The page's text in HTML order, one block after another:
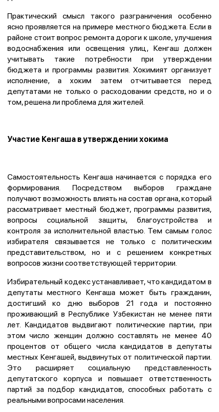
Практический смысл такого разграничения особенно
ясно проявляется на примере местного бюджета. Если в
районе стоит вопрос ремонта дороги к школе, улучшения
водоснабжения или освещения улиц, Кенгаш должен
учитывать такие потребности при утверждении
бюджета и программы развития. Хокимият организует
исполнение, а хоким затем отчитывается перед
депутатами не только о расходовании средств, но и о
том, решена ли проблема для жителей.
Участие Кенгаша в утверждении хокима
Самостоятельность Кенгаша начинается с порядка его
формирования. Посредством выборов граждане
получают возможность влиять на состав органа, который
рассматривает местный бюджет, программы развития,
вопросы социальной защиты, благоустройства и
контроля за исполнительной властью. Тем самым голос
избирателя связывается не только с политическим
представительством, но и с решением конкретных
вопросов жизни соответствующей территории.
Избирательный кодекс устанавливает, что кандидатом в
депутаты местного Кенгаша может быть гражданин,
достигший ко дню выборов 21 года и постоянно
проживающий в Республике Узбекистан не менее пяти
лет. Кандидатов выдвигают политические партии, при
этом число женщин должно составлять не менее 40
процентов от общего числа кандидатов в депутаты
местных Кенгашей, выдвинутых от политической партии.
Это расширяет социальную представленность
депутатского корпуса и повышает ответственность
партий за подбор кандидатов, способных работать с
реальными вопросами населения.